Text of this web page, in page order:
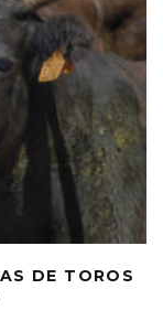
DE TOROS